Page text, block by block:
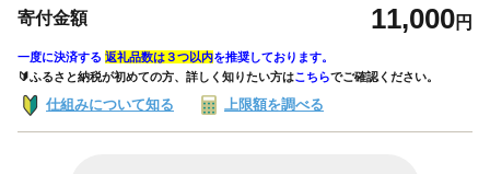
寄付金額 11,000円
一度に決済する 返礼品数は３つ以内を推奨しております。
🔰ふるさと納税が初めての方、詳しく知りたい方はこちらでご確認ください。
仕組みについて知る 上限額を調べる